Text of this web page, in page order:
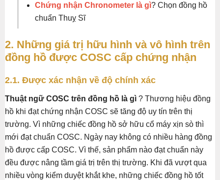
Chứng nhận Chronometer là gì? Chọn đồng hồ
chuẩn Thuỵ Sĩ
2. Những giá trị hữu hình và vô hình trên
đồng hồ được COSC cấp chứng nhận
2.1. Được xác nhận về độ chính xác
Thuật ngữ COSC trên đồng hồ là gì ? Thương hiệu đồng
hồ khi đạt chứng nhận COSC sẽ tăng độ uy tín trên thị
trường. Vì những chiếc đồng hồ sở hữu cổ máy xịn sò thì
mới đạt chuẩn COSC. Ngày nay không có nhiều hàng đồng
hồ được cấp COSC. Vì thế, sản phẩm nào đạt chuẩn này
đều được nâng tầm giá trị trên thị trường. Khi đã vượt qua
nhiều vòng kiểm duyệt khắt khe, những chiếc đồng hồ tốt